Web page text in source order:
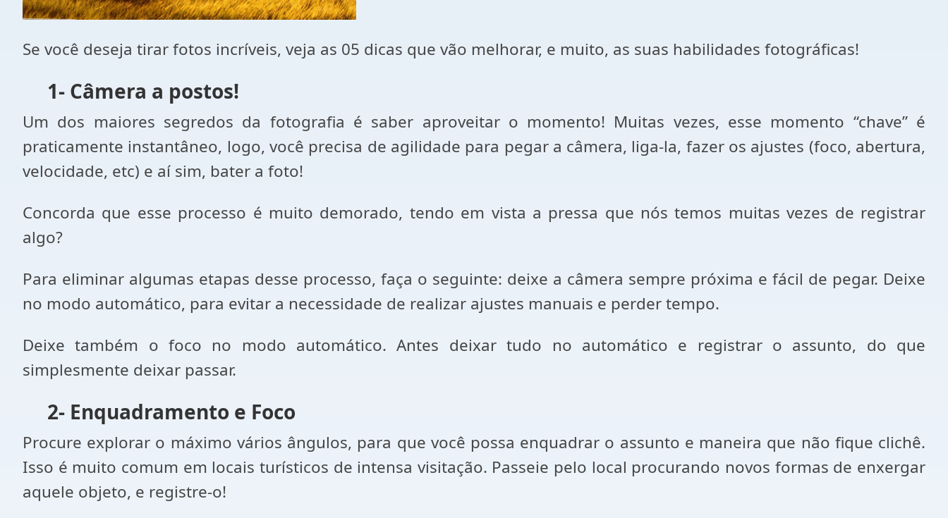
Se você deseja tirar fotos incríveis, veja as 05 dicas que vão melhorar, e muito, as suas habilidades fotográficas!
1- Câmera a postos!
Um dos maiores segredos da fotografia é saber aproveitar o momento! Muitas vezes, esse momento “chave” é
praticamente instantâneo, logo, você precisa de agilidade para pegar a câmera, liga-la, fazer os ajustes (foco, abertura,
velocidade, etc) e aí sim, bater a foto!
Concorda que esse processo é muito demorado, tendo em vista a pressa que nós temos muitas vezes de registrar
algo?
Para eliminar algumas etapas desse processo, faça o seguinte: deixe a câmera sempre próxima e fácil de pegar. Deixe
no modo automático, para evitar a necessidade de realizar ajustes manuais e perder tempo.
Deixe também o foco no modo automático. Antes deixar tudo no automático e registrar o assunto, do que
simplesmente deixar passar.
2- Enquadramento e Foco
Procure explorar o máximo vários ângulos, para que você possa enquadrar o assunto e maneira que não fique clichê.
Isso é muito comum em locais turísticos de intensa visitação. Passeie pelo local procurando novos formas de enxergar
aquele objeto, e registre-o!